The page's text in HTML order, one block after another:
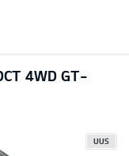
4WD GT-
UUS